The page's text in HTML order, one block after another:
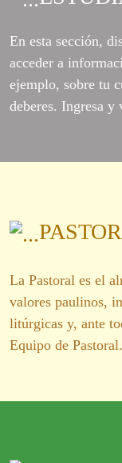
En esta sección,
acceder a
ejemplo, sobre tu
deberes. Ingresa y
La Pastoral es el
valores paulinos,
litúrgicas y, ante
Equipo de Pastoral.